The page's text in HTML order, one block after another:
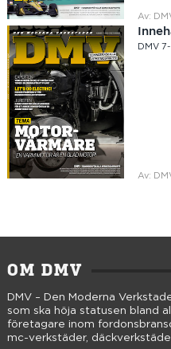
Av:
DMV
Av:
OM DMV
DMV – Den Moderna
som ska höja statusen bland
företagare inom
mc-verkstäder,